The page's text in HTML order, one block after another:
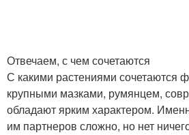
Отвечаем, с чем сочетаются
С какими растениями сочетаются
крупными мазками, румянцем,
обладают ярким характером.
им партнеров сложно, но нет